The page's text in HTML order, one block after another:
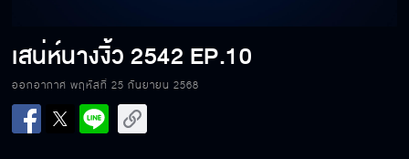
เสน่ห์นางงิ้ว 2542 EP.10
ออกอากาศ พฤหัสที่ 25 กันยายน 2568